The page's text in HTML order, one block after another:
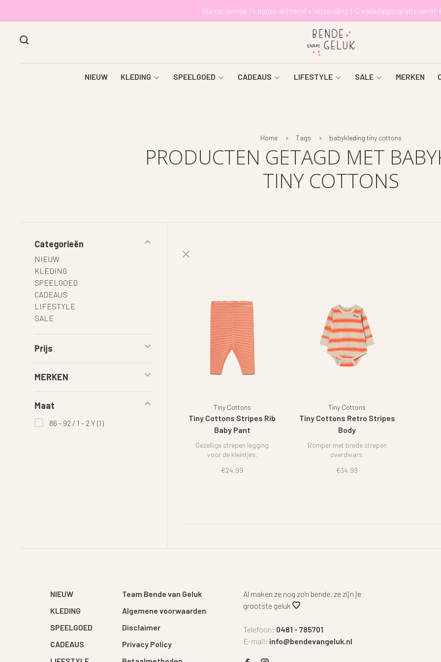
Klarna: betaal 14 dagen achteraf • Verzending 1-2 werkdagen gratis vanaf
NIEUW KLEDING SPEELGOED CADEAUS LIFESTYLE SALE MERKEN
Home Tags babykleding tiny cottons
PRODUCTEN GETAGD MET
TINY COTTONS
Categorieën
NIEUW
KLEDING
SPEELGOED
CADEAUS
LIFESTYLE
SALE
Prijs
MERKEN
Maat
86 - 92 / 1 - 2 Y (1)
Tiny Cottons
Tiny Cottons Stripes Rib
Baby Pant
Gezellige strepen legging
voor de kleintjes.
€24,99
Tiny Cottons
Tiny Cottons Retro Stripes
Body
Romper met brede strepen
overdwars.
€34,99
NIEUW
KLEDING
SPEELGOED
CADEAUS
Team Bende van Geluk
Algemene voorwaarden
Disclaimer
Privacy Policy
Al maken ze nog zo'n bende, ze zijn je
grootste geluk
Telefoon: 0481 - 785701
E-mail: info@bendevangeluk.nl